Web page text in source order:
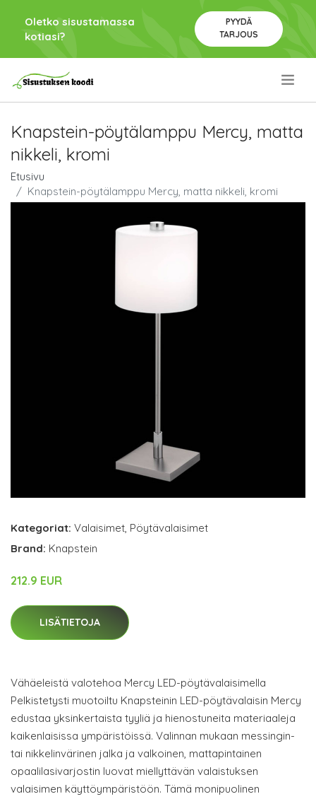
Oletko sisustamassa
kotiasi?
PYYDÄ
TARJOUS
Knapstein-pöytälamppu Mercy, matta
nikkeli, kromi
Etusivu
Knapstein-pöytälamppu Mercy, matta nikkeli, kromi
Kategoriat: Valaisimet, Pöytävalaisimet
Brand: Knapstein
212.9 EUR
LISÄTIETOJA
Vähäeleistä valotehoa Mercy LED-pöytävalaisimella
Pelkistetysti muotoiltu Knapsteinin LED-pöytävalaisin Mercy
edustaa yksinkertaista tyyliä ja hienostuneita materiaaleja
kaikenlaisissa ympäristöissä. Valinnan mukaan messingin-
tai nikkelinvärinen jalka ja valkoinen, mattapintainen
opaalilasivarjostin luovat miellyttävän valaistuksen
valaisimen käyttöympäristöön. Tämä monipuolinen